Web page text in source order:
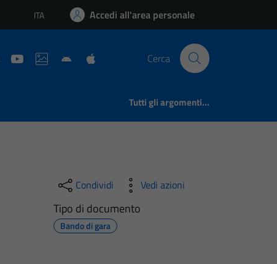
Lingua attiva:
ITA Accedi all'area personale
Cerca
Tutti gli argomenti...
Condividi Vedi azioni
Tipo di documento
Bando di gara